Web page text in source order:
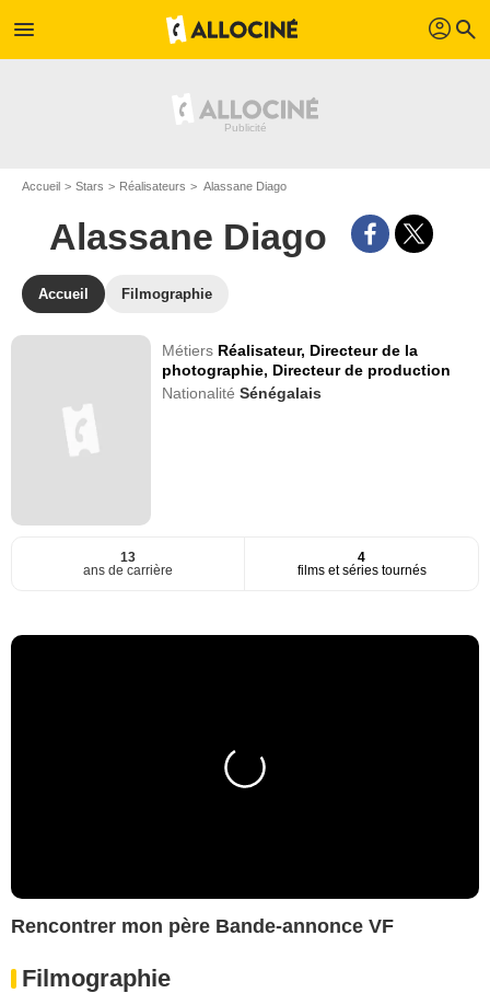
menu profil search
Accueil Stars Réalisateurs Alassane Diago
Alassane Diago
Accueil Filmographie
Métiers Réalisateur, Directeur de la
photographie, Directeur de production
NationalitéSénégalais
13
ans de carrière
4
films et séries tournés
Rencontrer mon père Bande-annonce VF
Filmographie